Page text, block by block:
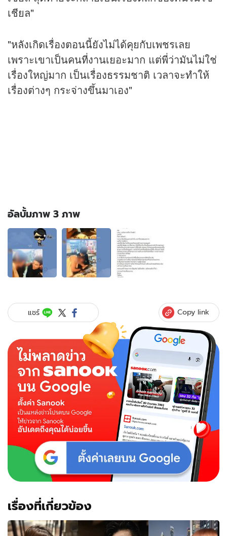
เชียล"
"หลังเกิดเรื่องตอนนี้ยังไม่ได้คุยกับเพชรเลย
เพราะเขาเป็นคนที่งานเยอะมาก แต่พี่ว่ามันไม่ใช่
เรื่องใหญ่มาก เป็นเรื่องธรรมชาติ เวลาจะทำให้
เรื่องต่างๆ กระจ่างขึ้นมาเอง"
อัลบั้มภาพ 3 ภาพ
อัลบั้ม
3
ภาพ
ของ
เคน
โด้
สนิท
เพชร
รัตน์
เผย
ภาพ
เป็น
ร้อน
แชร์ Copy link
เรื่องที่เกี่ยวข้อง